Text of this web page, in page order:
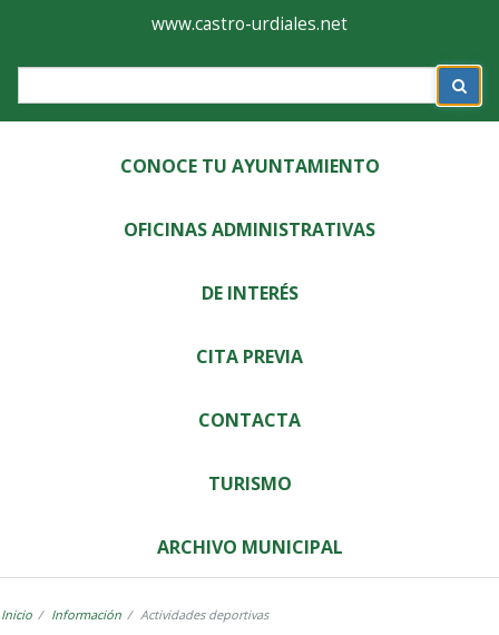
Ayuntamiento
de
Castro-
Urdiales
www.castro-urdiales.net
CONOCE TU AYUNTAMIENTO
OFICINAS ADMINISTRATIVAS
DE INTERÉS
CITA PREVIA
CONTACTA
TURISMO
ARCHIVO MUNICIPAL
Inicio Información Actividades deportivas